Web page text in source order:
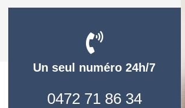
Un seul numéro 24h/7
0472 71 86 34